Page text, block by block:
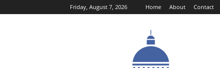
Friday, August 7, 2026 Home About Contact